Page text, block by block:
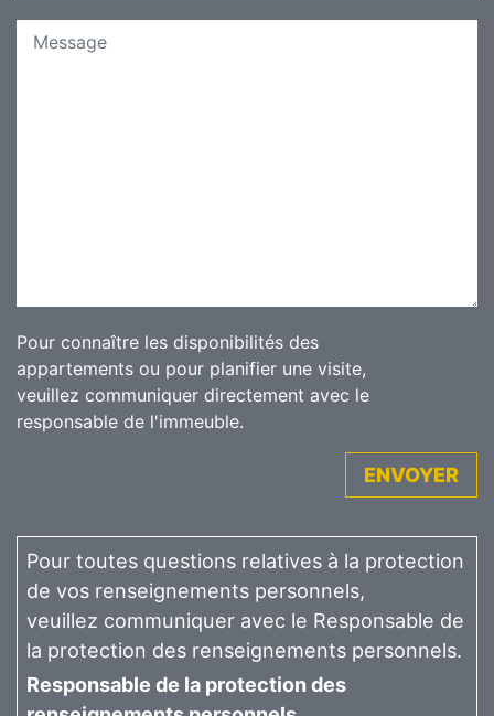
Pour connaître les disponibilités des
appartements ou pour planifier une visite,
veuillez communiquer directement avec le
responsable de l'immeuble.
ENVOYER
Pour toutes questions relatives à la protection
de vos renseignements personnels,
veuillez communiquer avec le Responsable de
la protection des renseignements personnels.
Responsable de la protection des